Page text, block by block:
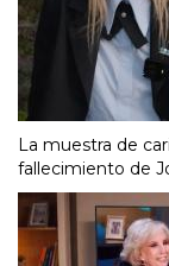
La muestra de
fallecimiento de